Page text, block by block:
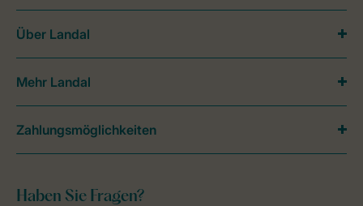
Haben Sie Fragen?
Über Landal
Mehr Landal
Zahlungsmöglichkeiten